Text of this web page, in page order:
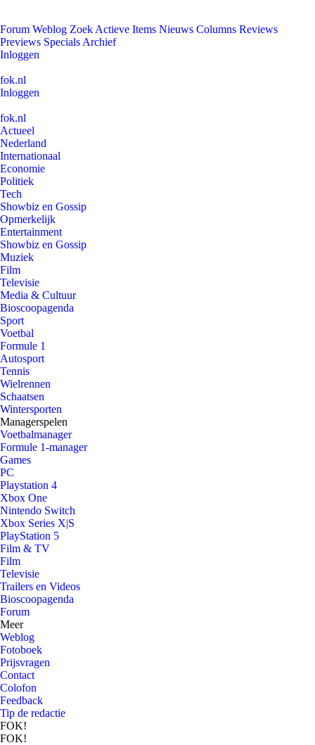
Forum Weblog Zoek Actieve Items Nieuws Columns Reviews
Previews Specials Archief
Inloggen
fok.nl
Inloggen
fok.nl
Actueel
Nederland
Internationaal
Economie
Politiek
Tech
Showbiz en Gossip
Opmerkelijk
Entertainment
Showbiz en Gossip
Muziek
Film
Televisie
Media & Cultuur
Bioscoopagenda
Sport
Voetbal
Formule 1
Autosport
Tennis
Wielrennen
Schaatsen
Wintersporten
Managerspelen
Voetbalmanager
Formule 1-manager
Games
PC
Playstation 4
Xbox One
Nintendo Switch
Xbox Series X|S
PlayStation 5
Film & TV
Film
Televisie
Trailers en Videos
Bioscoopagenda
Forum
Meer
Weblog
Fotoboek
Prijsvragen
Contact
Colofon
Feedback
Tip de redactie
FOK!
FOK!